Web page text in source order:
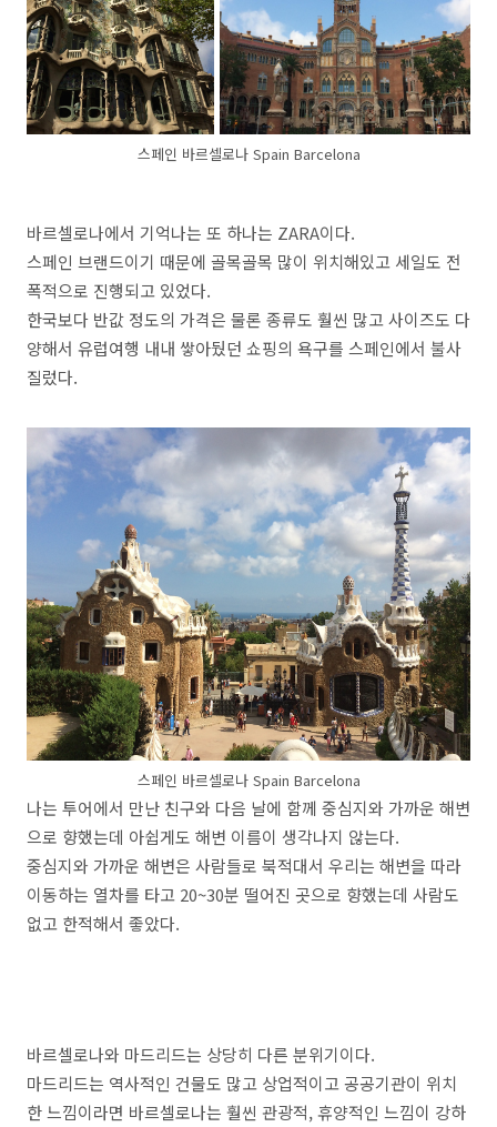
스페인 바르셀로나 Spain Barcelona
바르셀로나에서 기억나는 또 하나는 ZARA이다.
스페인 브랜드이기 때문에 골목골목 많이 위치해있고 세일도 전
폭적으로 진행되고 있었다.
한국보다 반값 정도의 가격은 물론 종류도 훨씬 많고 사이즈도 다
양해서 유럽여행 내내 쌓아뒀던 쇼핑의 욕구를 스페인에서 불사
질렀다.
스페인 바르셀로나 Spain Barcelona
나는 투어에서 만난 친구와 다음 날에 함께 중심지와 가까운 해변
으로 향했는데 아쉽게도 해변 이름이 생각나지 않는다.
중심지와 가까운 해변은 사람들로 북적대서 우리는 해변을 따라
이동하는 열차를 타고 20~30분 떨어진 곳으로 향했는데 사람도
없고 한적해서 좋았다.
바르셀로나와 마드리드는 상당히 다른 분위기이다.
마드리드는 역사적인 건물도 많고 상업적이고 공공기관이 위치
한 느낌이라면 바르셀로나는 훨씬 관광적, 휴양적인 느낌이 강하